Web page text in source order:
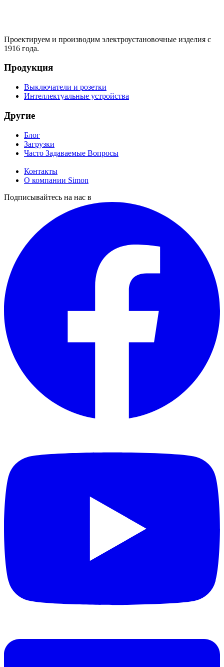
Проектируем и производим электроустановочные изделия с
1916 года.
Продукция
Выключатели и розетки
Интеллектуальные устройства
Другие
Блог
Загрузки
Часто Задаваемые Вопросы
Контакты
О компании Simon
Подписывайтесь на нас в